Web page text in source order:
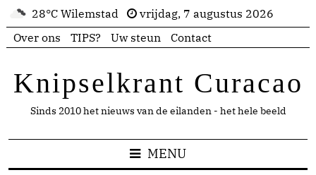
28°C Wilemstad
vrijdag, 7 augustus 2026
Over ons
TIPS? Uw steun Contact
Knipselkrant Curacao
Sinds 2010 het nieuws van de eilanden - het hele beeld
MENU